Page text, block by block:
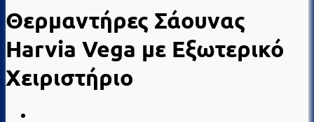
Θερμαντήρες Σάουνας
Harvia Vega με Εξωτερικό
Χειριστήριο